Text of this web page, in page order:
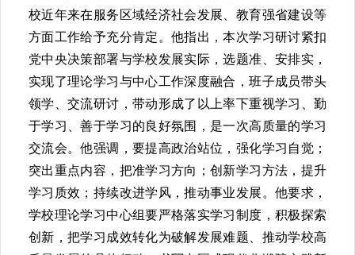
校近年来在服务区域经济社会发展、教育强省建设等
方面工作给予充分肯定。他指出，本次学习研讨紧扣
党中央决策部署与学校发展实际，选题准、安排实，
实现了理论学习与中心工作深度融合，班子成员带头
领学、交流研讨，带动形成了以上率下重视学习、勤
于学习、善于学习的良好氛围，是一次高质量的学习
交流会。他强调，要提高政治站位，强化学习自觉；
突出重点内容，把准学习方向；创新学习方法，提升
学习质效；持续改进学风，推动事业发展。他要求，
学校理论学习中心组要严格落实学习制度，积极探索
创新，把学习成效转化为破解发展难题、推动学校高